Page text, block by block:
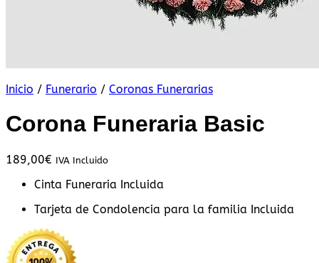
Inicio / Funerario / Coronas Funerarias
Corona Funeraria Basic
189,00€ IVA Incluido
Cinta Funeraria Incluida
Tarjeta de Condolencia para la familia Incluida